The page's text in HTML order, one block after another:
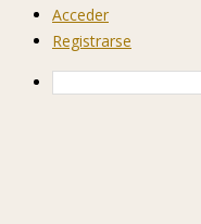
Acceder
Registrarse